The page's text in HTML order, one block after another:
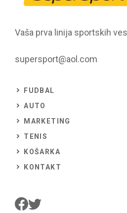
Vaša prva linija sportskih
supersport@aol.com
FUDBAL
AUTO
MARKETING
TENIS
KOŠARKA
KONTAKT